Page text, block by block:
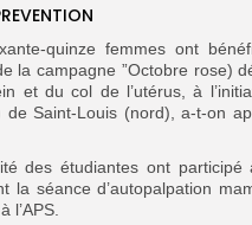
quinze femmes ont
la campagne ”Octobre rose)
et du col de l’utérus, à
de Saint-Louis (nord), a-t-on
des étudiantes ont participé
séance d’autopalpation
l’APS.